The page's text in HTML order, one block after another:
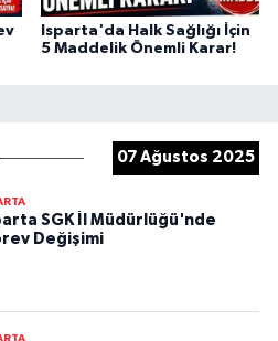
Isparta'da Halk Sağlığı İçin
5 Maddelik Önemli Karar!
07 Ağustos 2025
SGK İl Müdürlüğü'nde
Değişimi